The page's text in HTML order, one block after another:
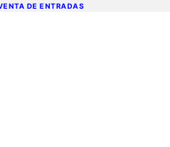
DE ENTRADAS